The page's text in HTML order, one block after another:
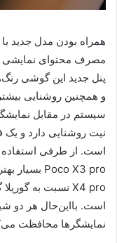
مصرف محتوای نمایشی
پنل جدید این گوشی
نیت روشنایی دارد و
است. از طرفی استفاده
است. بااین‌حال هر دو
نمایشگرها محافظت